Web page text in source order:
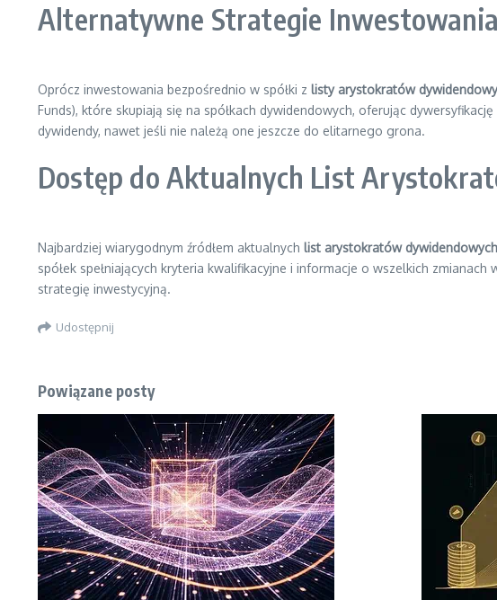
Alternatywne Strategie
Oprócz inwestowania bezpośrednio w spółki z listy arystokratów
Funds), które skupiają się na spółkach dywidendowych, oferując
dywidendy, nawet jeśli nie należą one jeszcze do elitarnego grona.
Dostęp do Aktualnych List
Najbardziej wiarygodnym źródłem aktualnych list arystokratów dywidendowych
spółek spełniających kryteria kwalifikacyjne i informacje o wszelkich
strategię inwestycyjną.
Udostępnij
Powiązane posty